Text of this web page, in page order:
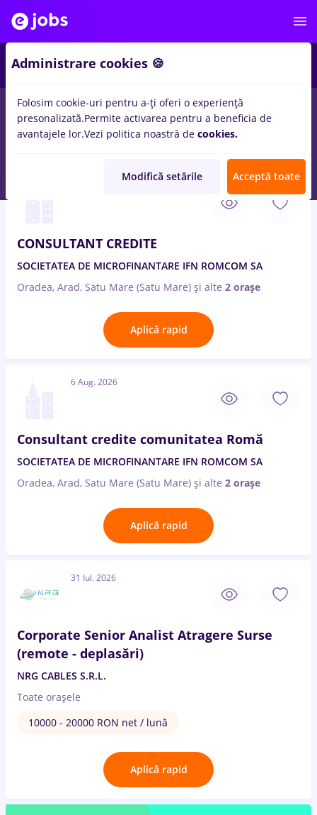
Salarii Fără experiență Entry-Level (< 2 ani)
CONSULTANT CREDITE
SOCIETATEA DE MICROFINANTARE IFN ROMCOM SA
Oradea, Arad, Satu Mare (Satu Mare) și alte 2 orașe
Aplică rapid
6 Aug. 2026
Consultant credite comunitatea Romă
SOCIETATEA DE MICROFINANTARE IFN ROMCOM SA
Oradea, Arad, Satu Mare (Satu Mare) și alte 2 orașe
Aplică rapid
31 Iul. 2026
Corporate Senior Analist Atragere Surse
(remote - deplasări)
NRG CABLES S.R.L.
Toate oraşele
10000 - 20000 RON net / lună
Aplică rapid
Administrare cookies 🍪
Folosim cookie-uri pentru a-ți oferi o experiență
presonalizată.Permite activarea pentru a beneficia de
avantajele lor.Vezi politica noastră de cookies.
Modifică setările Acceptă toate